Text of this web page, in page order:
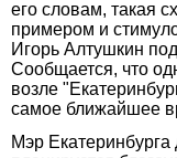
его словам, такая
примером и
Игорь Алтушкин
Сообщается, что
возле
самое ближайшее
Мэр Екатеринбурга